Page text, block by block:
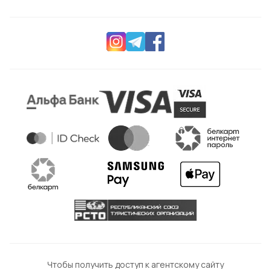
Чтобы получить доступ к агентскому сайту